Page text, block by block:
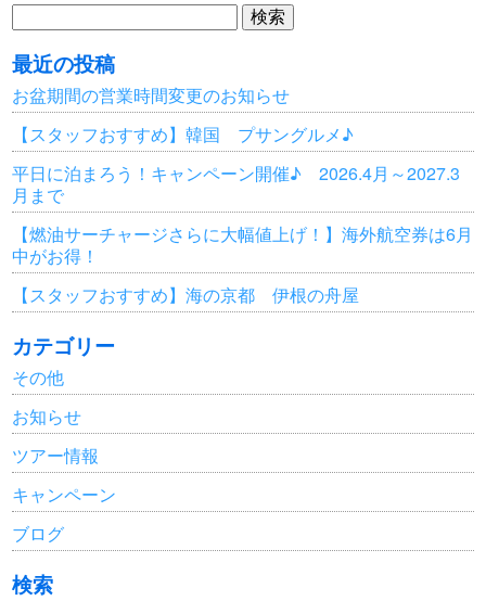
検
索:
最近の投稿
お盆期間の営業時間変更のお知らせ
【スタッフおすすめ】韓国 プサングルメ♪
平日に泊まろう！キャンペーン開催♪ 2026.4月～2027.3
月まで
【燃油サーチャージさらに大幅値上げ！】海外航空券は6月
中がお得！
【スタッフおすすめ】海の京都 伊根の舟屋
カテゴリー
その他
お知らせ
ツアー情報
キャンペーン
ブログ
検索